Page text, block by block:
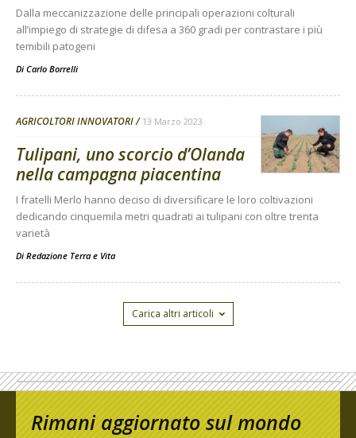
Dalla meccanizzazione delle principali operazioni colturali
all’impiego di strategie di difesa a 360 gradi per contrastare i più
temibili patogeni
Di Carlo Borrelli
AGRICOLTORI INNOVATORI 13 Marzo 2023
Tulipani, uno scorcio d’Olanda
nella campagna piacentina
I fratelli Merlo hanno deciso di diversificare le loro coltivazioni
dedicando cinquemila metri quadrati ai tulipani con oltre trenta
varietà
Di Redazione Terra e Vita
Carica altri articoli
Rimani aggiornato sul mondo